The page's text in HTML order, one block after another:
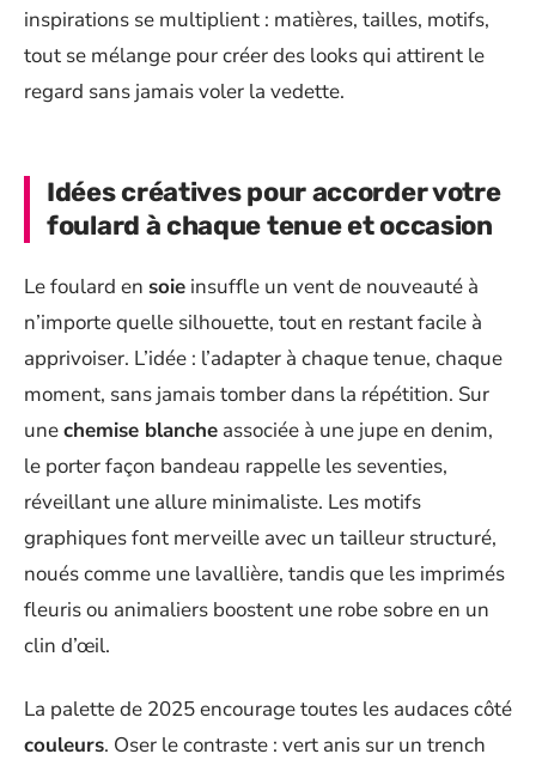
inspirations se multiplient : matières, tailles, motifs,
tout se mélange pour créer des looks qui attirent le
regard sans jamais voler la vedette.
Idées créatives pour accorder votre
foulard à chaque tenue et occasion
Le foulard en soie insuffle un vent de nouveauté à
n’importe quelle silhouette, tout en restant facile à
apprivoiser. L’idée : l’adapter à chaque tenue, chaque
moment, sans jamais tomber dans la répétition. Sur
unechemise blanche associée à une jupe en denim,
le porter façon bandeau rappelle les seventies,
réveillant une allure minimaliste. Les motifs
graphiques font merveille avec un tailleur structuré,
noués comme une lavallière, tandis que les imprimés
fleuris ou animaliers boostent une robe sobre en un
clin d’œil.
La palette de 2025 encourage toutes les audaces côté
couleurs. Oser le contraste : vert anis sur un trench